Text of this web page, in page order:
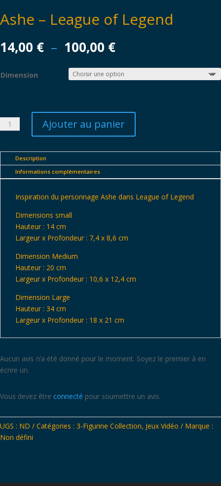
Ashe – League of Legend
14,00 € – 100,00 €Plage
prix :
14,00 €
Dimension
quantité
League
of
Ajouter au panier
Description
Informations complémentaires
Inspiration du personnage Ashe dans League of Legend
Dimensions small
Hauteur : 14 cm
Largeur x Profondeur : 7,4 x 8,6 cm
Dimension Medium
Hauteur : 20 cm
Largeur x Profondeur : 10,6 x 12,4 cm
Dimension Large
Hauteur : 34 cm
Largeur x Profondeur : 18 x 21 cm
Aucun avis n’a été donné pour le moment. Soyez le premier à en
écrire un.
Vous devez être connecté pour soumettre un avis.
UGS : ND Catégories : 3-Figurine Collection, Jeux Vidéo
Marque :
Non défini